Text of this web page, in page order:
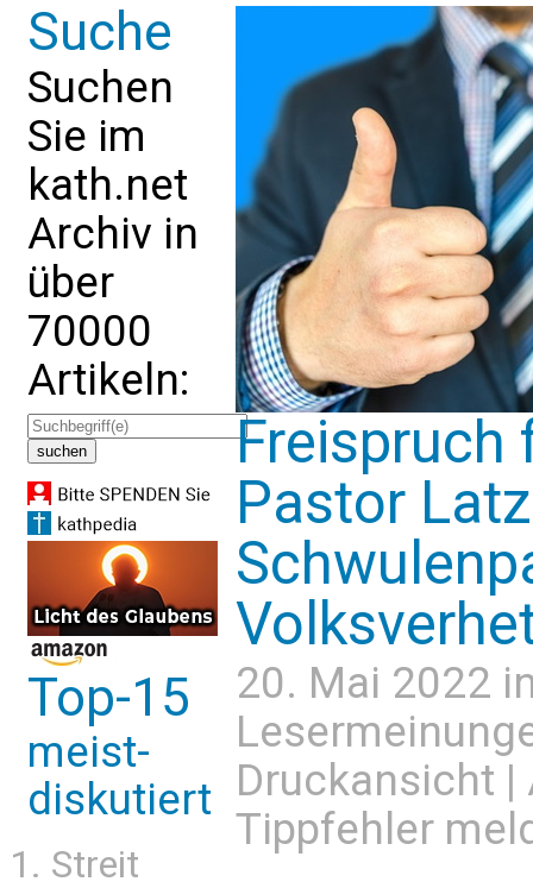
Suche
Suchen
Sie im
kath.net
Archiv in
über
70000
Artikeln:
Top-15
meist-
diskutiert
Streit
Freispruch
Pastor
20. Mai 2022
Druckansicht |
Tippfehler